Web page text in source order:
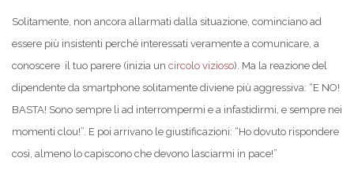
Solitamente, non ancora allarmati dalla situazione, cominciano ad
essere più insistenti perché interessati veramente a comunicare, a
conoscere il tuo parere (inizia un circolo vizioso). Ma la reazione del
dipendente da smartphone solitamente diviene più aggressiva: “E NO!
BASTA! Sono sempre li ad interrompermi e a infastidirmi, e sempre nei
momenti clou!”. E poi arrivano le giustificazioni: “Ho dovuto rispondere
così, almeno lo capiscono che devono lasciarmi in pace!”